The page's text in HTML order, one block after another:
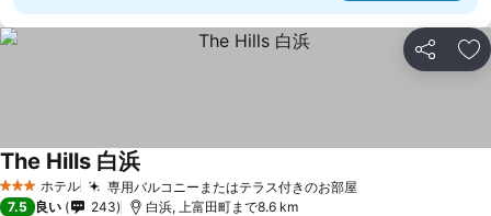
シェア お
3 ホテルのランク
ホテル 専用バルコニーまたはテラス付きのお部屋
The Hills 白浜
7.5 良い 243 白浜, 上富田町まで8.6 km